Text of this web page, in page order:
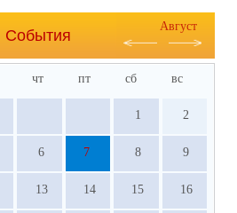
События
Август
чт пт сб вс
1 2
6 7 8 9
13 14 15 16